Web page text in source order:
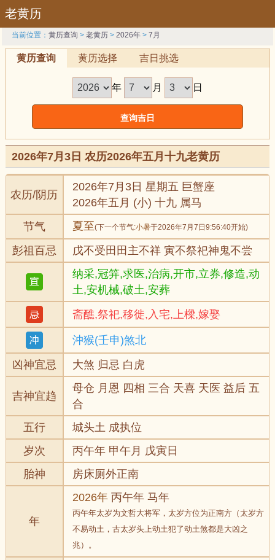
老黄历
当前位置：黄历查询 >老黄历 >2026年 >7月
黄历查询 黄历选择 吉日挑选
年 月 日
2026年7月3日 农历2026年五月十九老黄历
农历/阴历
2026年7月3日 星期五 巨蟹座
2026年五月 (小) 十九 属马
节气
夏至(下一个节气:小暑于2026年7月7日9:56:40开始)
彭祖百忌
戊不受田田主不祥 寅不祭祀神鬼不尝
纳采,冠笄,求医,治病,开市,立券,修造,动
土,安机械,破土,安葬
斋醮,祭祀,移徙,入宅,上樑,嫁娶
沖猴(壬申)煞北
凶神宜忌
大煞 归忌 白虎
吉神宜趋
母仓 月恩 四相 三合 天喜 天医 益后 五
合
五行
城头土 成执位
岁次
丙午年 甲午月 戊寅日
胎神
房床厕外正南
年
2026年 丙午年 马年
丙午年太岁为文哲大将军，太岁方位为正南方（太岁方
不易动土，古太岁头上动土犯了动土煞都是大凶之
兆）。